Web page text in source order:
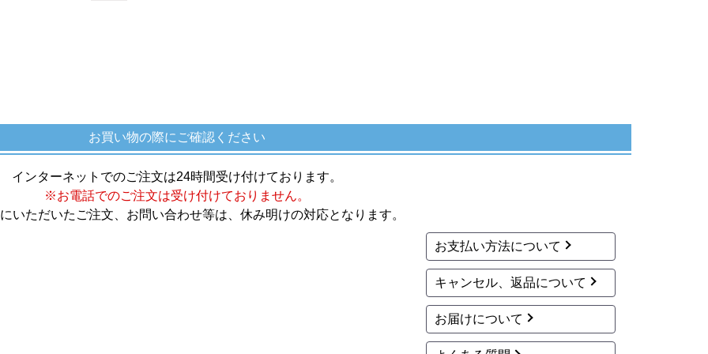
お買い物の際にご確認ください
インターネットでのご注文は24時間受け付けております。
※お電話でのご注文は受け付けておりません。
いただいたご注文、お問い合わせ等は、休み明けの対応となります。
お支払い方法について
キャンセル、返品について
お届けについて